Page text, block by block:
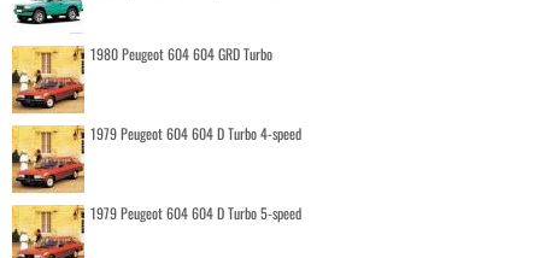
1980 Peugeot 604 604 GRD Turbo
1979 Peugeot 604 604 D Turbo 4-speed
1979 Peugeot 604 604 D Turbo 5-speed